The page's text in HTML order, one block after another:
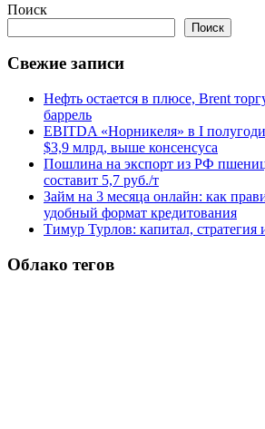
Поиск
Поиск
Свежие записи
Нефть остается в плюсе, Brent
баррель
EBITDA «Норникеля» в I
$3,9 млрд, выше консенсуса
Пошлина на экспорт из РФ
составит 5,7 руб./т
Займ на 3 месяца онлайн: как
удобный формат кредитования
Тимур Турлов: капитал, стратегия
Облако тегов